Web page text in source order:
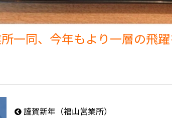
一同、今年もより一層の飛
謹賀新年（福山営業所）